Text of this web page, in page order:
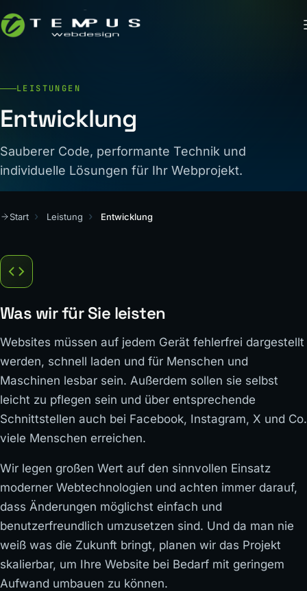
LEISTUNGEN
Entwicklung
Sauberer Code, performante Technik und
individuelle Lösungen für Ihr Webprojekt.
Start Leistung Entwicklung
Was wir für Sie leisten
Websites müssen auf jedem Gerät fehlerfrei dargestellt
werden, schnell laden und für Menschen und
Maschinen lesbar sein. Außerdem sollen sie selbst
leicht zu pflegen sein und über entsprechende
Schnittstellen auch bei Facebook, Instagram, X und Co.
viele Menschen erreichen.
Wir legen großen Wert auf den sinnvollen Einsatz
moderner Webtechnologien und achten immer darauf,
dass Änderungen möglichst einfach und
benutzerfreundlich umzusetzen sind. Und da man nie
weiß was die Zukunft bringt, planen wir das Projekt
skalierbar, um Ihre Website bei Bedarf mit geringem
Aufwand umbauen zu können.